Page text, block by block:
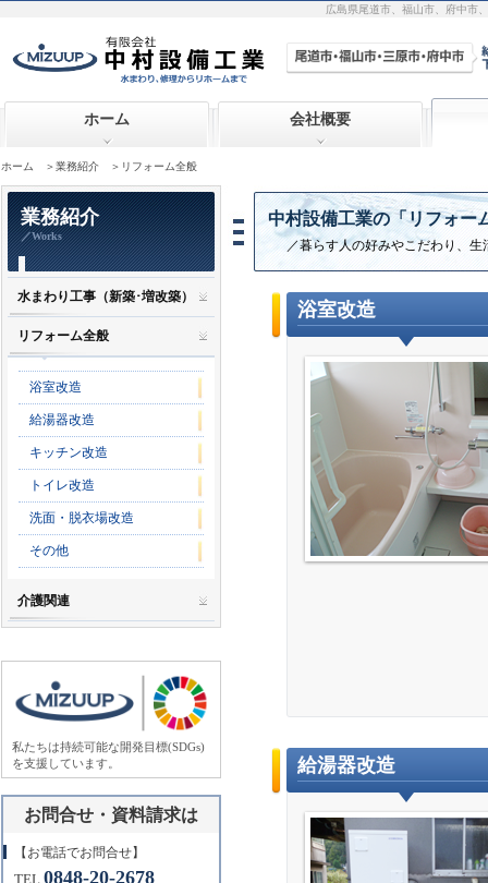
広島県尾道市、福山市、府中市
ホーム 会社概要
ホーム ＞業務紹介 ＞リフォーム全般
業務紹介
／Works
中村設備工業の「リフォー
／暮らす人の好みやこだわり、
浴室改造
給湯器改造
水まわり工事（新築･増改築）
リフォーム全般
浴室改造
給湯器改造
キッチン改造
トイレ改造
洗面・脱衣場改造
その他
介護関連
私たちは持続可能な開発目標(SDGs)
を支援しています。
お問合せ・資料請求は
【お電話でお問合せ】
TEL. 0848-20-2678